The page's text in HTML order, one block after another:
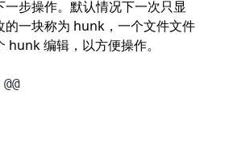
步操作。默认情况下一次只显
的一块称为 hunk，一个文件文件
hunk 编辑，以方便操作。